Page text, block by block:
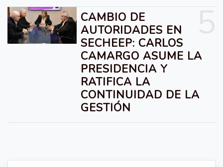
CAMBIO DE
AUTORIDADES EN
SECHEEP: CARLOS
CAMARGO ASUME LA
PRESIDENCIA Y
RATIFICA LA
CONTINUIDAD DE LA
GESTIÓN